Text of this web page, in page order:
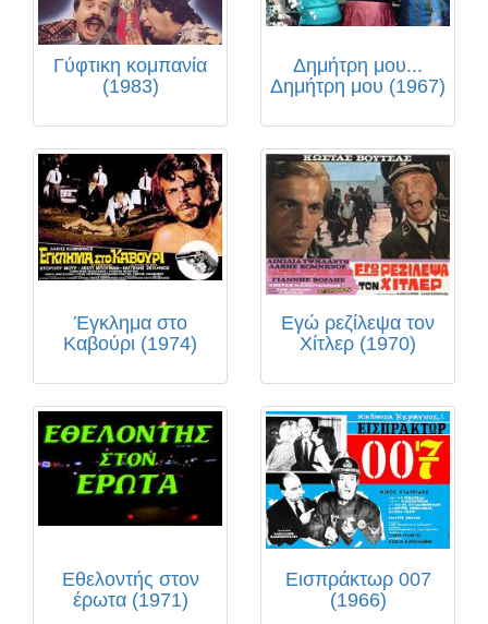
Γύφτικη κομπανία
(1983)
Δημήτρη μου...
Δημήτρη μου (1967)
Έγκλημα στο
Καβούρι (1974)
Εγώ ρεζίλεψα τον
Χίτλερ (1970)
Εθελοντής στον
έρωτα (1971)
Εισπράκτωρ 007
(1966)